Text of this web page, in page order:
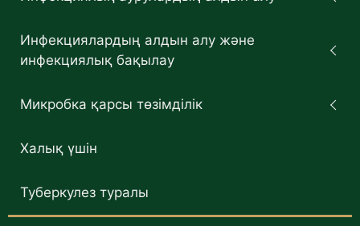
Инфекциялардың алдын алу және
инфекциялық бақылау
Микробка қарсы төзімділік
Халық үшін
Туберкулез туралы